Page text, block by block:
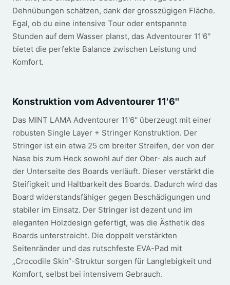
Dehnübungen schätzen, dank der grosszügigen Fläche.
Egal, ob du eine intensive Tour oder entspannte
Stunden auf dem Wasser planst, das Adventourer 11'6''
bietet die perfekte Balance zwischen Leistung und
Komfort.
Konstruktion vom Adventourer 11'6''
Das MINT LAMA Adventourer 11'6'' überzeugt mit einer
robusten Single Layer + Stringer Konstruktion. Der
Stringer ist ein etwa 25 cm breiter Streifen, der von der
Nase bis zum Heck sowohl auf der Ober- als auch auf
der Unterseite des Boards verläuft. Dieser verstärkt die
Steifigkeit und Haltbarkeit des Boards. Dadurch wird das
Board widerstandsfähiger gegen Beschädigungen und
stabiler im Einsatz. Der Stringer ist dezent und im
eleganten Holzdesign gefertigt, was die Ästhetik des
Boards unterstreicht. Die doppelt verstärkten
Seitenränder und das rutschfeste EVA-Pad mit
„Crocodile Skin“-Struktur sorgen für Langlebigkeit und
Komfort, selbst bei intensivem Gebrauch.